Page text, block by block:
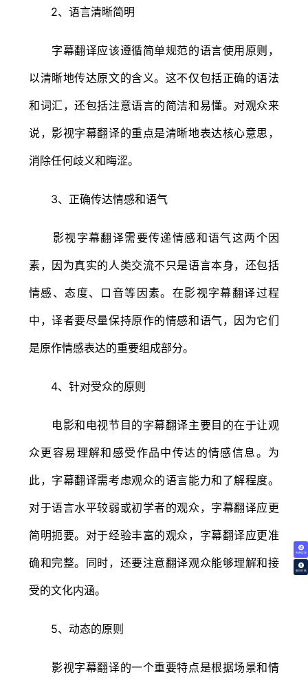
免费试译
翻译价格
2、语言清晰简明
字幕翻译应该遵循简单规范的语言使用原则，
以清晰地传达原文的含义。这不仅包括正确的语法
和词汇，还包括注意语言的简洁和易懂。对观众来
说，影视字幕翻译的重点是清晰地表达核心意思，
消除任何歧义和晦涩。
3、正确传达情感和语气
影视字幕翻译需要传递情感和语气这两个因
素，因为真实的人类交流不只是语言本身，还包括
情感、态度、口音等因素。在影视字幕翻译过程
中，译者要尽量保持原作的情感和语气，因为它们
是原作情感表达的重要组成部分。
4、针对受众的原则
电影和电视节目的字幕翻译主要目的在于让观
众更容易理解和感受作品中传达的情感信息。为
此，字幕翻译需考虑观众的语言能力和了解程度。
对于语言水平较弱或初学者的观众，字幕翻译应更
简明扼要。对于经验丰富的观众，字幕翻译应更准
确和完整。同时，还要注意翻译观众能够理解和接
受的文化内涵。
5、动态的原则
影视字幕翻译的一个重要特点是根据场景和情